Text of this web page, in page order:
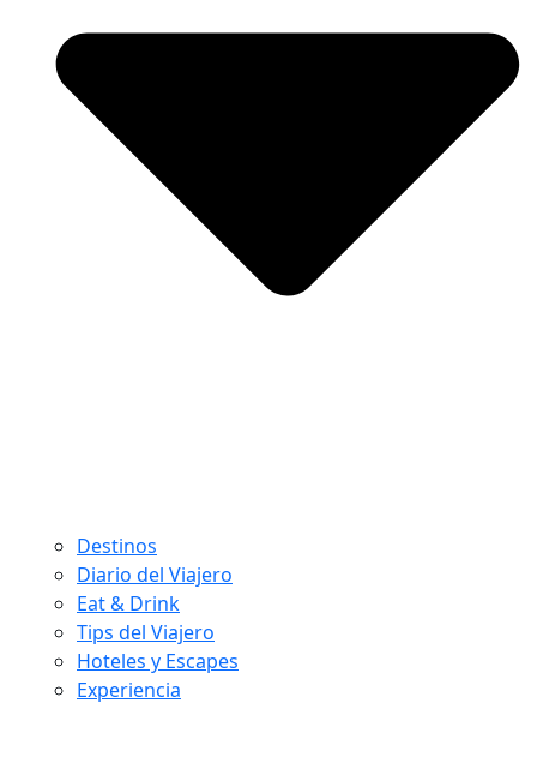
Destinos
Diario del Viajero
Eat & Drink
Tips del Viajero
Hoteles y Escapes
Experiencia